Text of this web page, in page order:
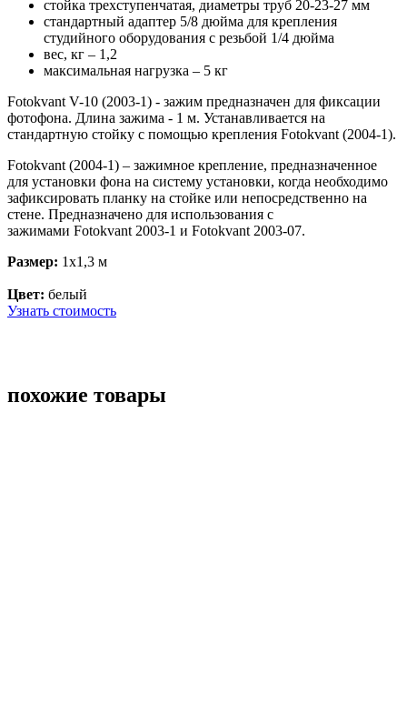
стойка трехступенчатая, диаметры труб 20-23-27 мм
стандартный адаптер 5/8 дюйма для крепления
студийного оборудования с резьбой 1/4 дюйма
вес, кг – 1,2
максимальная нагрузка – 5 кг
Fotokvant V-10 (2003-1) - зажим предназначен для фиксации
фотофона. Длина зажима - 1 м. Устанавливается на
стандартную стойку с помощью крепления Fotokvant (2004-1).
Fotokvant (2004-1) – зажимное крепление, предназначенное
для установки фона на систему установки, когда необходимо
зафиксировать планку на стойке или непосредственно на
стене. Предназначено для использования с
зажимами Fotokvant 2003-1 и Fotokvant 2003-07.
Размер: 1х1,3 м
Цвет: белый
Узнать стоимость
похожие товары